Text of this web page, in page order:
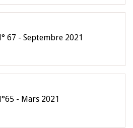
67 - Septembre 2021
- Mars 2021